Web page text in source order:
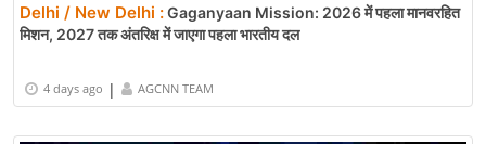
Delhi / New Delhi :Gaganyaan Mission: 2026 में पहला मानवरहित
मिशन, 2027 तक अंतरिक्ष में जाएगा पहला भारतीय दल
4 days ago | AGCNN TEAM